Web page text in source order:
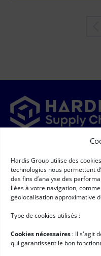
Hardis Group utilise des
technologies nous permettent
des fins d’analyse des
liées à votre navigation,
géolocalisation approximative
Type de cookies utilisés :
Cookies nécessaires : II s'agit
qui garantissent le bon
Newsletter(Required)
RGPD(Required)
Ik ga ermee akkoord dat
verzameld en verwerkt
beschreven onder
Handige links
Services voor Hardis